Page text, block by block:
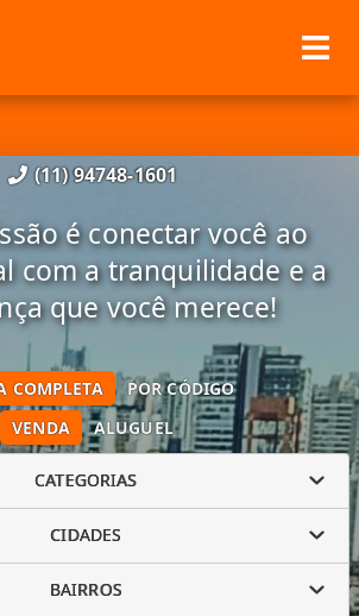
(11) 94748-1601
é conectar você ao
com a tranquilidade e a
que você merece!
VENDA ALUGUEL
COMPLETA POR CÓDIGO
CATEGORIAS
CIDADES
BAIRROS